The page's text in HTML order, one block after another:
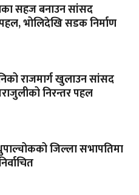
सहज बनाउन सांसद
भोलिदेखि सडक निर्माण
राजमार्ग खुलाउन सांसद
निरन्तर पहल
जिल्ला सभापतिमा